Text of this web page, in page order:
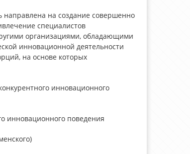
направлена на создание совершенно
специалистов
организациями, обладающими
инновационной деятельности
на основе которых
инновационного
инновационного поведения